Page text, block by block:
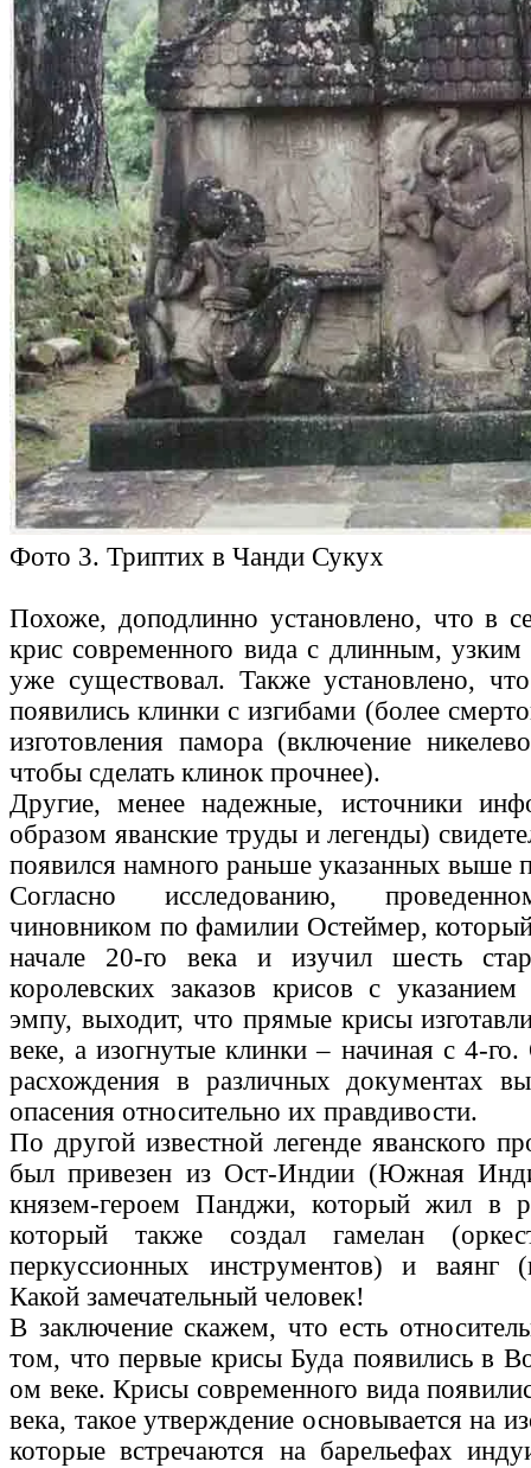
Фото 3. Триптих в Чанди Сукух
Похоже, доподлинно установлено, что в
крис современного вида с длинным,
уже существовал. Также установлено,
появились клинки с изгибами (более
изготовления памора (включение
чтобы сделать клинок прочнее).
Другие, менее надежные, источники
образом яванские труды и легенды)
появился намного раньше указанных выше
Согласно исследованию,
чиновником по фамилии Остеймер,
начале 20-го века и изучил шесть
королевских заказов крисов с
эмпу, выходит, что прямые крисы
веке, а изогнутые клинки – начиная с 4-
расхождения в различных документах
опасения относительно их правдивости.
По другой известной легенде яванского
был привезен из Ост-Индии (Южная
князем-героем Панджи, который жил в
который также создал гамелан
перкуссионных инструментов) и ваянг
Какой замечательный человек!
В заключение скажем, что есть
том, что первые крисы Буда появились в
ом веке. Крисы современного вида
века, такое утверждение основывается на
которые встречаются на барельефах